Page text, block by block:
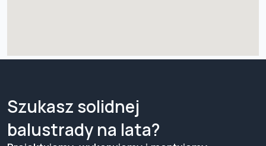
Szukasz solidnej
balustrady na lata?